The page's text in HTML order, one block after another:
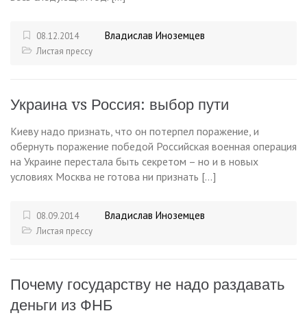
08.12.2014 Владислав Иноземцев
Листая прессу
Украина vs Россия: выбор пути
Киеву надо признать, что он потерпел поражение, и
обернуть поражение победой Российская военная операция
на Украине перестала быть секретом – но и в новых
условиях Москва не готова ни признать […]
08.09.2014 Владислав Иноземцев
Листая прессу
Почему государству не надо раздавать
деньги из ФНБ